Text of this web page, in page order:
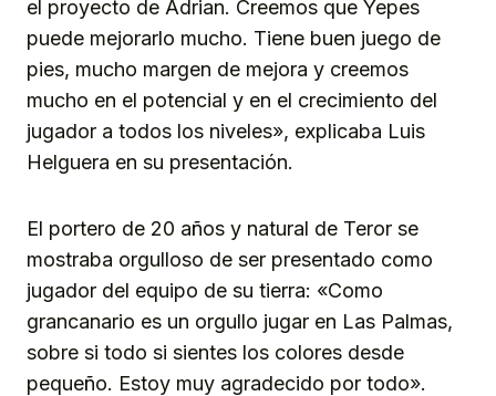
el proyecto de Adrian. Creemos que Yepes
puede mejorarlo mucho. Tiene buen juego de
pies, mucho margen de mejora y creemos
mucho en el potencial y en el crecimiento del
jugador a todos los niveles», explicaba Luis
Helguera en su presentación.
El portero de 20 años y natural de Teror se
mostraba orgulloso de ser presentado como
jugador del equipo de su tierra: «Como
grancanario es un orgullo jugar en Las Palmas,
sobre si todo si sientes los colores desde
pequeño. Estoy muy agradecido por todo».